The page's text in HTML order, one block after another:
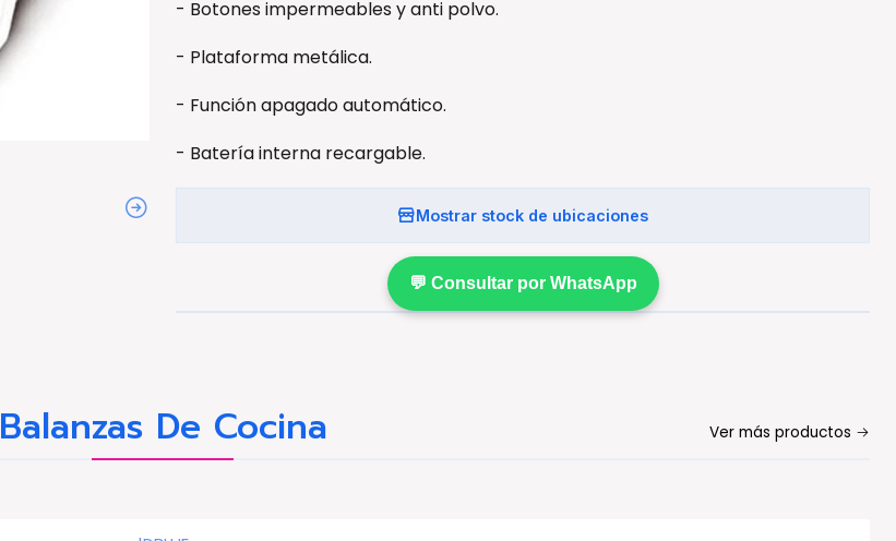
- Botones impermeables y anti polvo.
- Plataforma metálica.
- Función apagado automático.
- Batería interna recargable.
Mostrar stock de ubicaciones
💬 Consultar por WhatsApp
Balanzas De Cocina Ver más productos